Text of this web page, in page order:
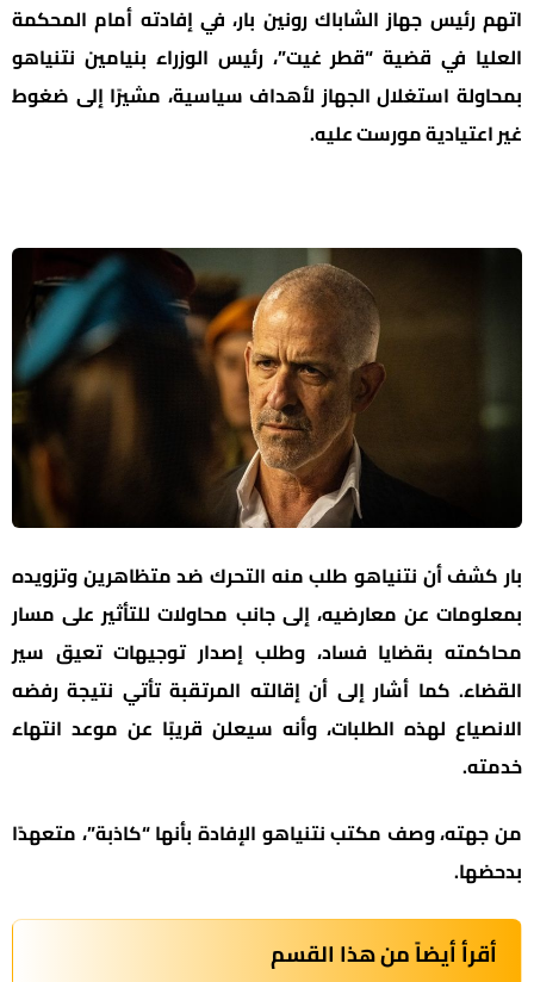
اتهم رئيس جهاز الشاباك رونين بار، في إفادته أمام المحكمة
العليا في قضية “قطر غيت”، رئيس الوزراء بنيامين نتنياهو
بمحاولة استغلال الجهاز لأهداف سياسية، مشيرًا إلى ضغوط
غير اعتيادية مورست عليه.
بار كشف أن نتنياهو طلب منه التحرك ضد متظاهرين وتزويده
بمعلومات عن معارضيه، إلى جانب محاولات للتأثير على مسار
محاكمته بقضايا فساد، وطلب إصدار توجيهات تعيق سير
القضاء. كما أشار إلى أن إقالته المرتقبة تأتي نتيجة رفضه
الانصياع لهذه الطلبات، وأنه سيعلن قريبًا عن موعد انتهاء
خدمته.
من جهته، وصف مكتب نتنياهو الإفادة بأنها “كاذبة”، متعهدًا
بدحضها.
أقرأ أيضاً من هذا القسم